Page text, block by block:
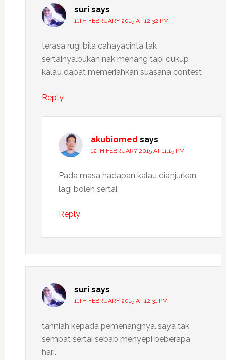
suri says
11TH FEBRUARY 2015 AT 12:32 PM
terasa rugi bila cahayacinta tak
sertainya.bukan nak menang tapi cukup
kalau dapat memeriahkan suasana contest
Reply
akubiomed says
12TH FEBRUARY 2015 AT 11:15 PM
Pada masa hadapan kalau dianjurkan
lagi boleh sertai.
Reply
suri says
11TH FEBRUARY 2015 AT 12:31 PM
tahniah kepada pemenangnya..saya tak
sempat sertai sebab menyepi beberapa
hari.